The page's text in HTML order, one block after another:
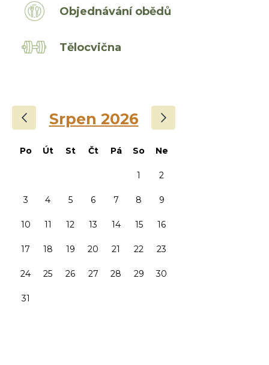
Objednávání obědů
Tělocvična
Srpen 2026 ›
Po Út St Čt Pá So Ne
1 2
3 4 5 6 7 8 9
10 11 12 13 14 15 16
17 18 19 20 21 22 23
24 25 26 27 28 29 30
31